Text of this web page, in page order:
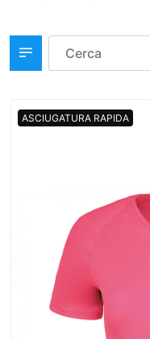
ASCIUGATURA RAPIDA